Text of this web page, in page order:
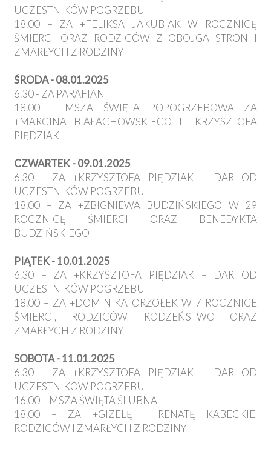
UCZESTNIKÓW POGRZEBU
18.00 – ZA +FELIKSA JAKUBIAK W ROCZNICĘ
ŚMIERCI ORAZ RODZICÓW Z OBOJGA STRON I
ZMARŁYCH Z RODZINY
ŚRODA - 08.01.2025
6.30 - ZA PARAFIAN
18.00 – MSZA ŚWIĘTA POPOGRZEBOWA ZA
+MARCINA BIAŁACHOWSKIEGO I +KRZYSZTOFA
PIĘDZIAK
CZWARTEK - 09.01.2025
6.30 - ZA +KRZYSZTOFA PIĘDZIAK – DAR OD
UCZESTNIKÓW POGRZEBU
18.00 – ZA +ZBIGNIEWA BUDZIŃSKIEGO W 29
ROCZNICĘ ŚMIERCI ORAZ BENEDYKTA
BUDZIŃSKIEGO
PIĄTEK - 10.01.2025
6.30 – ZA +KRZYSZTOFA PIĘDZIAK – DAR OD
UCZESTNIKÓW POGRZEBU
18.00 – ZA +DOMINIKA ORZOŁEK W 7 ROCZNICE
ŚMIERCI, RODZICÓW, RODZEŃSTWO ORAZ
ZMARŁYCH Z RODZINY
SOBOTA - 11.01.2025
6.30 - ZA +KRZYSZTOFA PIĘDZIAK – DAR OD
UCZESTNIKÓW POGRZEBU
16.00 – MSZA ŚWIĘTA ŚLUBNA
18.00 – ZA +GIZELĘ I RENATĘ KABECKIE,
RODZICÓW I ZMARŁYCH Z RODZINY